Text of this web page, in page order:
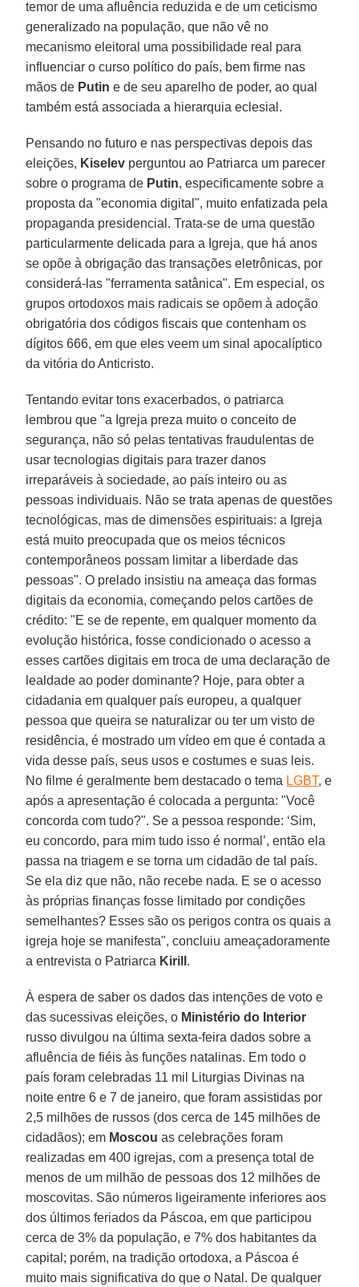
temor de uma afluência reduzida e de um ceticismo
generalizado na população, que não vê no
mecanismo eleitoral uma possibilidade real para
influenciar o curso político do país, bem firme nas
mãos de Putin e de seu aparelho de poder, ao qual
também está associada a hierarquia eclesial.
Pensando no futuro e nas perspectivas depois das
eleições, Kiselev perguntou ao Patriarca um parecer
sobre o programa de Putin, especificamente sobre a
proposta da "economia digital", muito enfatizada pela
propaganda presidencial. Trata-se de uma questão
particularmente delicada para a Igreja, que há anos
se opõe à obrigação das transações eletrônicas, por
considerá-las "ferramenta satânica". Em especial, os
grupos ortodoxos mais radicais se opõem à adoção
obrigatória dos códigos fiscais que contenham os
dígitos 666, em que eles veem um sinal apocalíptico
da vitória do Anticristo.
Tentando evitar tons exacerbados, o patriarca
lembrou que "a Igreja preza muito o conceito de
segurança, não só pelas tentativas fraudulentas de
usar tecnologias digitais para trazer danos
irreparáveis à sociedade, ao país inteiro ou as
pessoas individuais. Não se trata apenas de questões
tecnológicas, mas de dimensões espirituais: a Igreja
está muito preocupada que os meios técnicos
contemporâneos possam limitar a liberdade das
pessoas". O prelado insistiu na ameaça das formas
digitais da economia, começando pelos cartões de
crédito: "E se de repente, em qualquer momento da
evolução histórica, fosse condicionado o acesso a
esses cartões digitais em troca de uma declaração de
lealdade ao poder dominante? Hoje, para obter a
cidadania em qualquer país europeu, a qualquer
pessoa que queira se naturalizar ou ter um visto de
residência, é mostrado um vídeo em que é contada a
vida desse país, seus usos e costumes e suas leis.
No filme é geralmente bem destacado o tema LGBT, e
após a apresentação é colocada a pergunta: "Você
concorda com tudo?". Se a pessoa responde: ‘Sim,
eu concordo, para mim tudo isso é normal’, então ela
passa na triagem e se torna um cidadão de tal país.
Se ela diz que não, não recebe nada. E se o acesso
às próprias finanças fosse limitado por condições
semelhantes? Esses são os perigos contra os quais a
igreja hoje se manifesta", concluiu ameaçadoramente
a entrevista o Patriarca Kirill .
À espera de saber os dados das intenções de voto e
das sucessivas eleições, o Ministério do Interior
russo divulgou na última sexta-feira dados sobre a
afluência de fiéis às funções natalinas. Em todo o
país foram celebradas 11 mil Liturgias Divinas na
noite entre 6 e 7 de janeiro, que foram assistidas por
2,5 milhões de russos (dos cerca de 145 milhões de
cidadãos); em Moscou as celebrações foram
realizadas em 400 igrejas, com a presença total de
menos de um milhão de pessoas dos 12 milhões de
moscovitas. São números ligeiramente inferiores aos
dos últimos feriados da Páscoa, em que participou
cerca de 3% da população, e 7% dos habitantes da
capital; porém, na tradição ortodoxa, a Páscoa é
muito mais significativa do que o Natal. De qualquer